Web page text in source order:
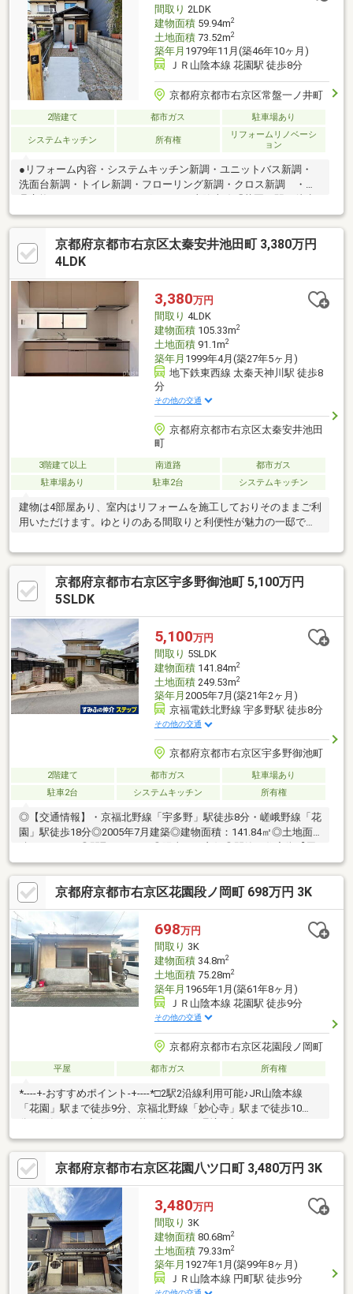
分・エディオン
間取り 2LDK
建物面積59.94m2
土地面積73.52m2
築年月 1979年11月(築46年10ヶ月)
ＪＲ山陰本線 花園駅 徒歩8分
京都府京都市右京区常盤一ノ井町
2階建て 都市ガス 駐車場あり
システムキッチン 所有権
リフォームリノベーシ
ョン
●リフォーム内容・システムキッチン新調・ユニットバス新調・
洗面台新調・トイレ新調・フローリング新調・クロス新調 ・建
分 京福北野線「常盤」駅 徒歩10分
京都府京都市右京区太秦安井池田町 3,380万円
4LDK
3,380万円
間取り 4LDK
建物面積105.33m2
土地面積91.1m2
築年月 1999年4月(築27年5ヶ月)
地下鉄東西線 太秦天神川駅 徒歩8
分
その他の交通
京都府京都市右京区太秦安井池田
町
3階建て以上 南道路
都市ガス
駐車場あり
駐車2台 システムキッチン
建物は4部屋あり、室内はリフォームを施工しておりそのままご利
用いただけます。ゆとりのある間取りと利便性が魅力の一邸で
京都府京都市右京区宇多野御池町 5,100万円
5SLDK
5,100万円
間取り 5SLDK
建物面積141.84m2
土地面積249.53m2
築年月 2005年7月(築21年2ヶ月)
京福電鉄北野線 宇多野駅 徒歩8分
その他の交通
京都府京都市右京区宇多野御池町
2階建て 都市ガス
駐車場あり
駐車2台
システムキッチン 所有権
◎【交通情報】・京福北野線「宇多野」駅徒歩8分・嵯峨野線「花
園」駅徒歩18分◎2005年7月建築◎建物面積：141.84㎡◎土地面
辺施設】◇セブンイレブン京都福王子店570m◇業務スーパー太
秦店990m◇京都市立宇多野小学校830m◇京都市立双ヶ丘中学校
890m
京都府京都市右京区花園段ノ岡町 698万円 3K
698万円
間取り 3K
建物面積34.8m2
土地面積75.28m2
築年月 1965年1月(築61年8ヶ月)
ＪＲ山陰本線 花園駅 徒歩9分
その他の交通
京都府京都市右京区花園段ノ岡町
平屋 都市ガス 所有権
*----+-おすすめポイント-+----*□2駅2沿線利用可能♪JR山陰本線
「花園」駅まで徒歩9分、京福北野線「妙心寺」駅まで徒歩10
分！□静かな住宅街に佇む落ち着いた住環境。初めてのマイホー
ムにもおすすめ！□コンパクトながら無駄のない間取り設計□徒歩
圏内にスーパーや公園が揃い、生活利便性も充実です♪弊社でもリ
フォームのご依頼を承り中です！ご家族構成やご予算に応じたリ
フォームプランもご提案！リフォーム専門チームのスタッフがお
客様目線で丁寧・真摯に対応させていただきます♪その他、お住み
替え前の一社完結で住まいの困り事を解決いたします♪※築年月不
詳。
京都府京都市右京区花園八ツ口町 3,480万円 3K
3,480万円
間取り 3K
建物面積80.68m2
土地面積79.33m2
築年月 1927年1月(築99年8ヶ月)
ＪＲ山陰本線 円町駅 徒歩9分